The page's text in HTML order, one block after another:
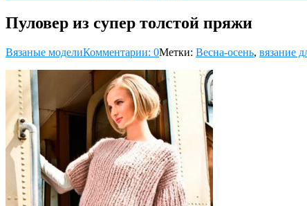
Пуловер из супер толстой пряжи
Вязаные моделиКомментарии: 0Метки: Весна-осень, вязание